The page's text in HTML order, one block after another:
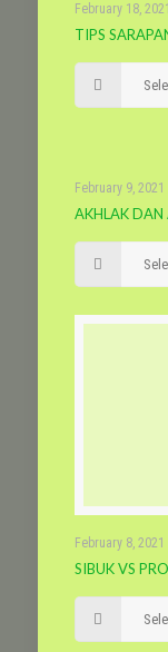
February 18, 2021
TIPS
February 9, 2021
AKHLAK DAN
February 8, 2021
SIBUK VS